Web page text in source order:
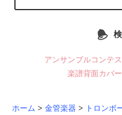
アンサンブルコンテス
楽譜背面カバー
ホーム > 金管楽器 >
トロンボ